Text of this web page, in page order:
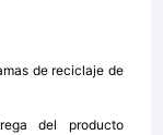
de reciclaje de
del producto